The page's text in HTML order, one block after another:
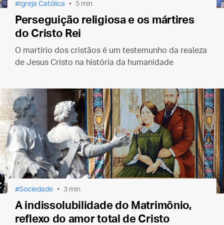
Igreja Católica 5 min
Perseguição religiosa e os mártires
do Cristo Rei
O martírio dos cristãos é um testemunho da realeza
de Jesus Cristo na história da humanidade
Sociedade 3 min
A indissolubilidade do Matrimônio,
reflexo do amor total de Cristo